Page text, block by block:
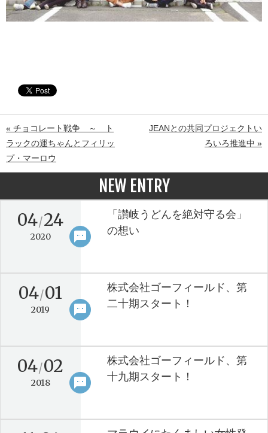
« チョコレート戦争 ～ ト
ラックの運ちゃんとフィリッ
プ・マーロウ
JEANとの共同プロジェクトい
ろいろ推進中 »
NEW ENTRY
sms
04/24
2020
「讃岐うどんを絶対守る会」
の想い
keyboard_arrow_right
sms
04/01
2019
株式会社ゴーフィールド、第
二十期スタート！
keyboard_arrow_right
sms
04/02
2018
株式会社ゴーフィールド、第
十九期スタート！
keyboard_arrow_right